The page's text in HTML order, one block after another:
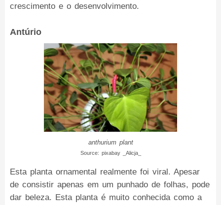
crescimento e o desenvolvimento.
Antúrio
anthurium plant
Source: pixabay _Alicja_
Esta planta ornamental realmente foi viral. Apesar
de consistir apenas em um punhado de folhas, pode
dar beleza. Esta planta é muito conhecida como a